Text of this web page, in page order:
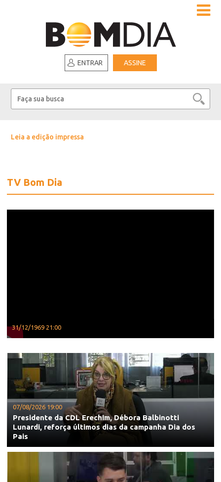
ENTRAR ASSINE
Leia a edição impressa
TV Bom Dia
31/12/1969 21:00
07/08/2026 19:00
Presidente da CDL Erechim, Débora Balbinotti
Lunardi, reforça últimos dias da campanha Dia dos
Pais